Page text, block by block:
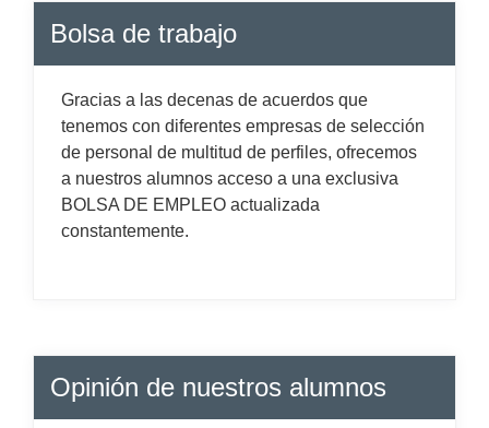
Bolsa de trabajo
Gracias a las decenas de acuerdos que
tenemos con diferentes empresas de selección
de personal de multitud de perfiles, ofrecemos
a nuestros alumnos acceso a una exclusiva
BOLSA DE EMPLEO actualizada
constantemente.
Opinión de nuestros alumnos